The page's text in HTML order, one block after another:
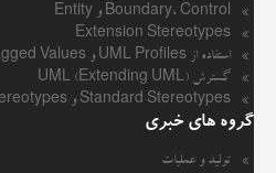
Boundary، Control و Entity
Extension Stereotypes
استفاده از UML Profiles و Tagged Values
گسترش UML (Extending UML)
Standard Stereotypes و Custom Stereotypes
گروه های خبری
تولید و عملیات